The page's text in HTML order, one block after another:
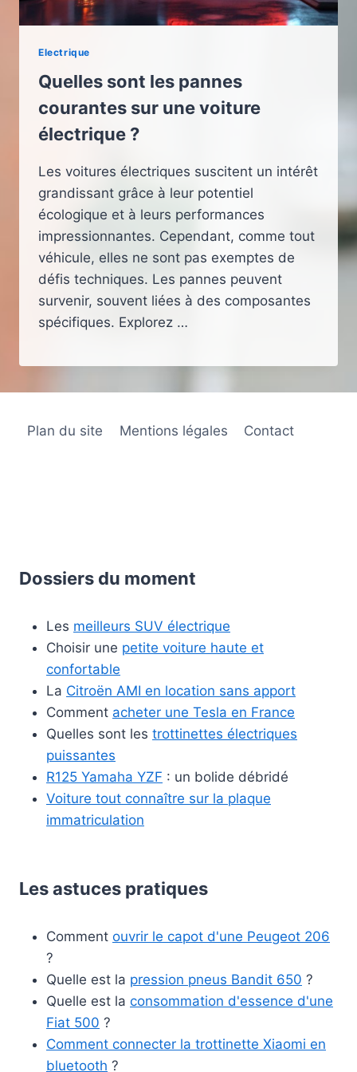
Electrique
Quelles sont les pannes
courantes sur une voiture
électrique ?
Les voitures électriques suscitent un intérêt
grandissant grâce à leur potentiel
écologique et à leurs performances
impressionnantes. Cependant, comme tout
véhicule, elles ne sont pas exemptes de
défis techniques. Les pannes peuvent
survenir, souvent liées à des composantes
spécifiques. Explorez …
Plan du site Mentions légales Contact
Dossiers du moment
Les meilleurs SUV électrique
Choisir une petite voiture haute et
confortable
La Citroën AMI en location sans apport
Comment acheter une Tesla en France
Quelles sont les trottinettes électriques
puissantes
R125 Yamaha YZF : un bolide débridé
Voiture tout connaître sur la plaque
immatriculation
Les astuces pratiques
Comment ouvrir le capot d'une Peugeot 206
?
Quelle est la pression pneus Bandit 650 ?
Quelle est la consommation d'essence d'une
Fiat 500 ?
Comment connecter la trottinette Xiaomi en
bluetooth ?